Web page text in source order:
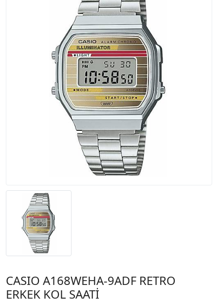
CASIO A168WEHA-9ADF RETRO
ERKEK KOL SAATİ